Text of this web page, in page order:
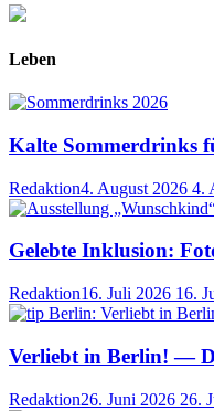
Leben
Kalte Sommerdrinks
Redaktion4. August 2026 4.
Gelebte Inklusion:
Redaktion16. Juli 2026 16.
Verliebt in Berlin! —
Redaktion26. Juni 2026 26.